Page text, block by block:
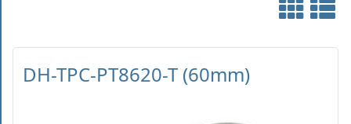
DH-TPC-PT8620-T (60mm)